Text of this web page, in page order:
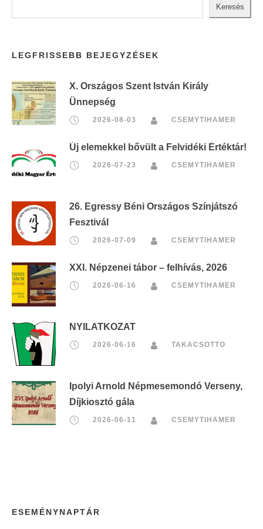
Keresés
LEGFRISSEBB BEJEGYZÉSEK
X. Országos Szent István Király
Ünnepség
2026-08-03 CSEMYTIHAMER
Új elemekkel bővült a Felvidéki Értéktár!
2026-07-23 CSEMYTIHAMER
26. Egressy Béni Országos Színjátszó
Fesztivál
2026-07-09 CSEMYTIHAMER
XXI. Népzenei tábor – felhívás, 2026
2026-06-16 CSEMYTIHAMER
NYILATKOZAT
2026-06-16 TAKACSOTTO
Ipolyi Arnold Népmesemondó Verseny,
Díjkiosztó gála
2026-06-11 CSEMYTIHAMER
ESEMÉNYNAPTÁR